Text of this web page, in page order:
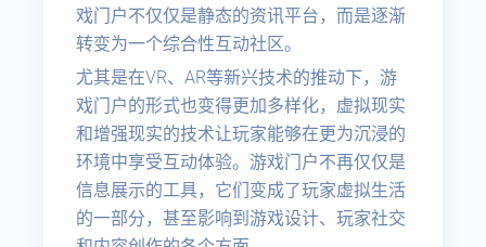
戏门户不仅仅是静态的资讯平台，而是逐渐
转变为一个综合性互动社区。
尤其是在VR、AR等新兴技术的推动下，游
戏门户的形式也变得更加多样化，虚拟现实
和增强现实的技术让玩家能够在更为沉浸的
环境中享受互动体验。游戏门户不再仅仅是
信息展示的工具，它们变成了玩家虚拟生活
的一部分，甚至影响到游戏设计、玩家社交